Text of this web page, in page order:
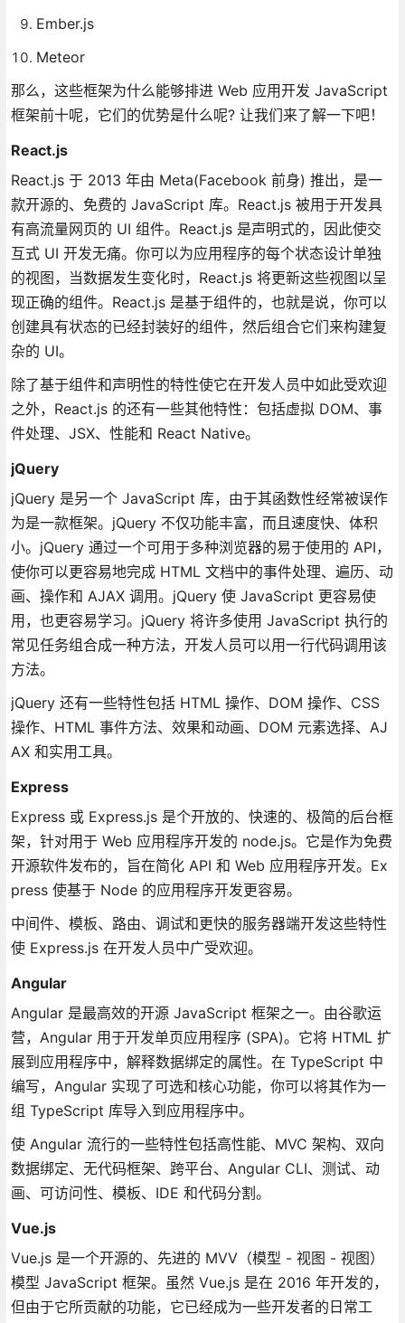
Ember.js
Meteor
那么，这些框架为什么能够排进 Web 应用开发 JavaScript
框架前十呢，它们的优势是什么呢? 让我们来了解一下吧！
React.js
React.js 于 2013 年由 Meta(Facebook 前身) 推出，是一
款开源的、免费的 JavaScript 库。React.js 被用于开发具
有高流量网页的 UI 组件。React.js 是声明式的，因此使交
互式 UI 开发无痛。你可以为应用程序的每个状态设计单独
的视图，当数据发生变化时，React.js 将更新这些视图以呈
现正确的组件。React.js 是基于组件的，也就是说，你可以
创建具有状态的已经封装好的组件，然后组合它们来构建复
杂的 UI。
除了基于组件和声明性的特性使它在开发人员中如此受欢迎
之外，React.js 的还有一些其他特性：包括虚拟 DOM、事
件处理、JSX、性能和 React Native。
jQuery
jQuery 是另一个 JavaScript 库，由于其函数性经常被误作
为是一款框架。jQuery 不仅功能丰富，而且速度快、体积
小。jQuery 通过一个可用于多种浏览器的易于使用的 API，
使你可以更容易地完成 HTML 文档中的事件处理、遍历、动
画、操作和 AJAX 调用。jQuery 使 JavaScript 更容易使
用，也更容易学习。jQuery 将许多使用 JavaScript 执行的
常见任务组合成一种方法，开发人员可以用一行代码调用该
方法。
jQuery 还有一些特性包括 HTML 操作、DOM 操作、CSS
操作、HTML 事件方法、效果和动画、DOM 元素选择、AJ
AX 和实用工具。
Express
Express 或 Express.js 是个开放的、快速的、极简的后台框
架，针对用于 Web 应用程序开发的 node.js。它是作为免费
开源软件发布的，旨在简化 API 和 Web 应用程序开发。Ex
press 使基于 Node 的应用程序开发更容易。
中间件、模板、路由、调试和更快的服务器端开发这些特性
使 Express.js 在开发人员中广受欢迎。
Angular
Angular 是最高效的开源 JavaScript 框架之一。由谷歌运
营，Angular 用于开发单页应用程序 (SPA)。它将 HTML 扩
展到应用程序中，解释数据绑定的属性。在 TypeScript 中
编写，Angular 实现了可选和核心功能，你可以将其作为一
组 TypeScript 库导入到应用程序中。
使 Angular 流行的一些特性包括高性能、MVC 架构、双向
数据绑定、无代码框架、跨平台、Angular CLI、测试、动
画、可访问性、模板、IDE 和代码分割。
Vue.js
Vue.js 是一个开源的、先进的 MVV（模型 - 视图 - 视图）
模型 JavaScript 框架。虽然 Vue.js 是在 2016 年开发的，
但由于它所贡献的功能，它已经成为一些开发者的日常工